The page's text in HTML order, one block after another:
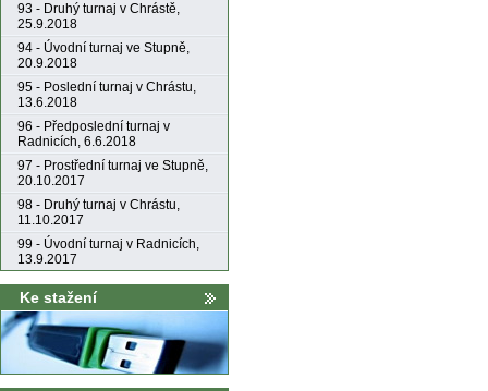
93 - Druhý turnaj v Chrástě,
25.9.2018
94 - Úvodní turnaj ve Stupně,
20.9.2018
95 - Poslední turnaj v Chrástu,
13.6.2018
96 - Předposlední turnaj v
Radnicích, 6.6.2018
97 - Prostřední turnaj ve Stupně,
20.10.2017
98 - Druhý turnaj v Chrástu,
11.10.2017
99 - Úvodní turnaj v Radnicích,
13.9.2017
Ke stažení